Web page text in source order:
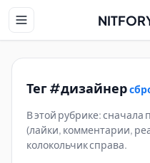
Тег #дизайнер
В этой рубрике: сначала
(лайки, комментарии,
колокольчик справа.